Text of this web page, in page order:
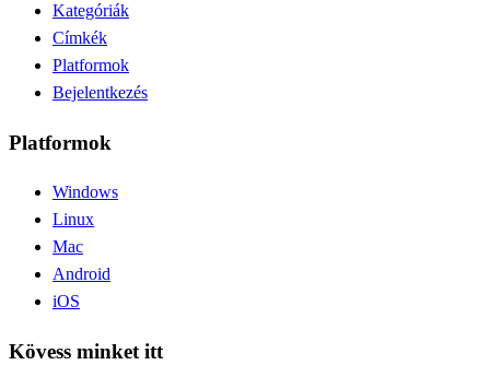
Kategóriák
Címkék
Platformok
Bejelentkezés
Platformok
Windows
Linux
Mac
Android
iOS
Kövess minket itt